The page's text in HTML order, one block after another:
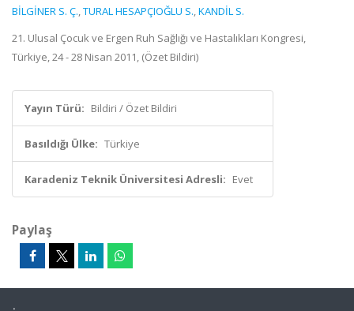
BİLGİNER S. Ç.,TURAL HESAPÇIOĞLU S.,KANDİL S.
21. Ulusal Çocuk ve Ergen Ruh Sağlığı ve Hastalıkları Kongresi,
Türkiye, 24 - 28 Nisan 2011, (Özet Bildiri)
Yayın Türü: Bildiri / Özet Bildiri
Basıldığı Ülke: Türkiye
Karadeniz Teknik Üniversitesi Adresli: Evet
Paylaş